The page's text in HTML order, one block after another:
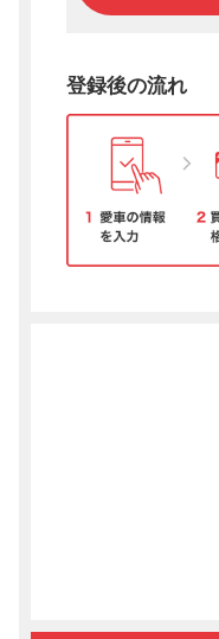
登録後の流れ